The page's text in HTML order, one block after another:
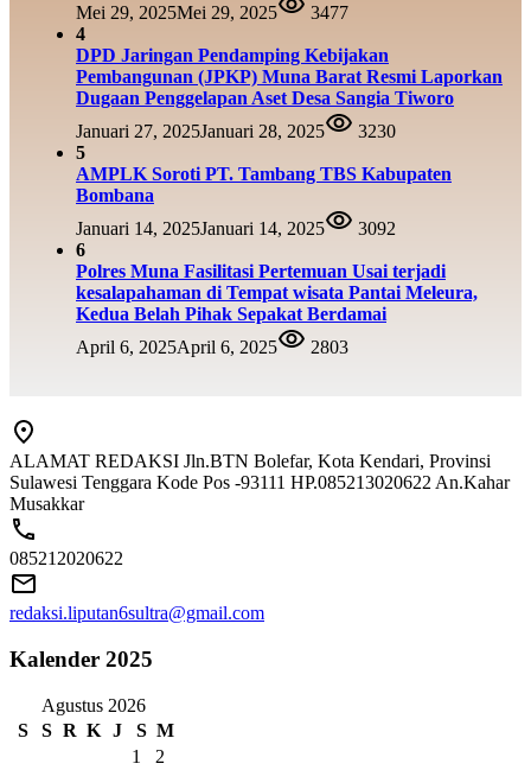
Mei 29, 2025Mei 29, 2025
3477
4
DPD Jaringan Pendamping Kebijakan
Pembangunan (JPKP) Muna Barat Resmi Laporkan
Dugaan Penggelapan Aset Desa Sangia Tiworo
Januari 27, 2025Januari 28, 2025
3230
5
AMPLK Soroti PT. Tambang TBS Kabupaten
Bombana
Januari 14, 2025Januari 14, 2025
3092
6
Polres Muna Fasilitasi Pertemuan Usai terjadi
kesalapahaman di Tempat wisata Pantai Meleura,
Kedua Belah Pihak Sepakat Berdamai
April 6, 2025April 6, 2025 2803
ALAMAT REDAKSI Jln.BTN Bolefar, Kota Kendari, Provinsi
Sulawesi Tenggara Kode Pos -93111 HP.085213020622 An.Kahar
Musakkar
085212020622
redaksi.liputan6sultra@gmail.com
Kalender 2025
Agustus 2026
S
S R K J S M
1
2